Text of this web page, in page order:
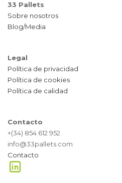
33 Pallets
Sobre nosotros
Blog/Media
Legal
Política de privacidad
Política de cookies
Política de calidad
Contacto
+(34) 854 612 952
info@33pallets.com
Contacto